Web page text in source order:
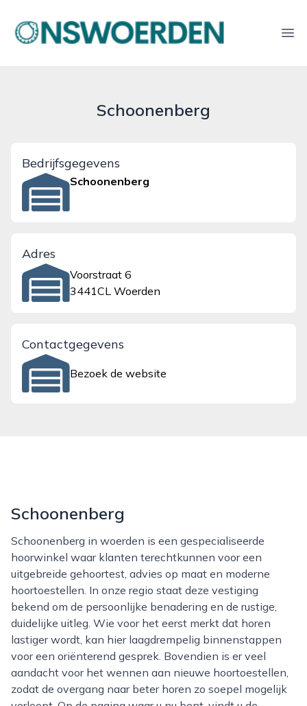
onswoerden.nl
Schoonenberg
Bedrijfsgegevens
Schoonenberg
Adres
Voorstraat 6
3441CL Woerden
Contactgegevens
Bezoek de website
Schoonenberg
Schoonenberg in woerden is een gespecialiseerde
hoorwinkel waar klanten terechtkunnen voor een
uitgebreide gehoortest, advies op maat en moderne
hoortoestellen. In onze regio staat deze vestiging
bekend om de persoonlijke benadering en de rustige,
duidelijke uitleg. Wie voor het eerst merkt dat horen
lastiger wordt, kan hier laagdrempelig binnenstappen
voor een oriënterend gesprek. Bovendien is er veel
aandacht voor het wennen aan nieuwe hoortoestellen,
zodat de overgang naar beter horen zo soepel mogelijk